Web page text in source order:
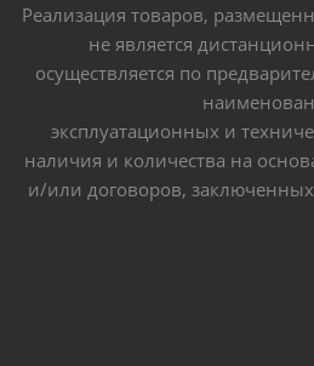
Реализация товаров,
не является
осуществляется по
эксплуатационных и
наличия и количества на
и/или договоров,